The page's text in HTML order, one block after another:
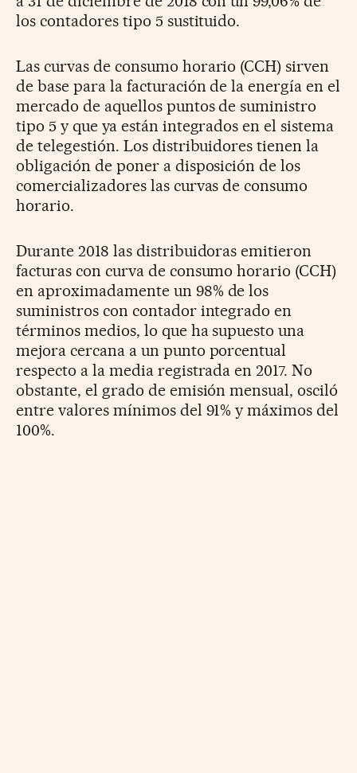
los contadores tipo 5 sustituido.
Las curvas de consumo horario (CCH) sirven
de base para la facturación de la energía en el
mercado de aquellos puntos de suministro
tipo 5 y que ya están integrados en el sistema
de telegestión. Los distribuidores tienen la
obligación de poner a disposición de los
comercializadores las curvas de consumo
horario.
Durante 2018 las distribuidoras emitieron
facturas con curva de consumo horario (CCH)
en aproximadamente un 98% de los
suministros con contador integrado en
términos medios, lo que ha supuesto una
mejora cercana a un punto porcentual
respecto a la media registrada en 2017. No
obstante, el grado de emisión mensual, osciló
entre valores mínimos del 91% y máximos del
100%.